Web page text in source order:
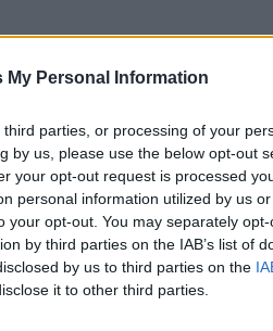
My Personal Information
parties, or processing of your
by us, please use the below opt-out
your opt-out request is processed
personal information utilized by us
opt-out. You may separately
by third parties on the IAB’s list of
by us to third parties on the
it to other third parties.
libre
Sabonis
Hombre: "Si